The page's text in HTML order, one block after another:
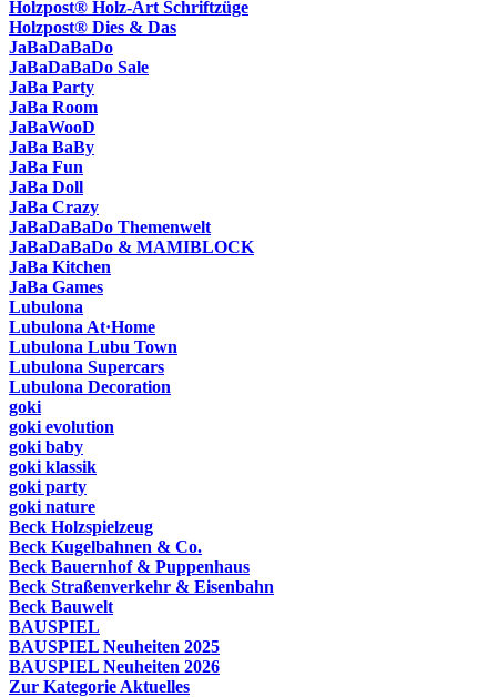
Holzpost® Holz-Art Schriftzüge
Holzpost® Dies & Das
JaBaDaBaDo
JaBaDaBaDo Sale
JaBa Party
JaBa Room
JaBaWooD
JaBa BaBy
JaBa Fun
JaBa Doll
JaBa Crazy
JaBaDaBaDo Themenwelt
JaBaDaBaDo & MAMIBLOCK
JaBa Kitchen
JaBa Games
Lubulona
Lubulona At·Home
Lubulona Lubu Town
Lubulona Supercars
Lubulona Decoration
goki
goki evolution
goki baby
goki klassik
goki party
goki nature
Beck Holzspielzeug
Beck Kugelbahnen & Co.
Beck Bauernhof & Puppenhaus
Beck Straßenverkehr & Eisenbahn
Beck Bauwelt
BAUSPIEL
BAUSPIEL Neuheiten 2025
BAUSPIEL Neuheiten 2026
Zur Kategorie Aktuelles